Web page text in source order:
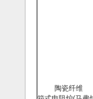
陶瓷纤维